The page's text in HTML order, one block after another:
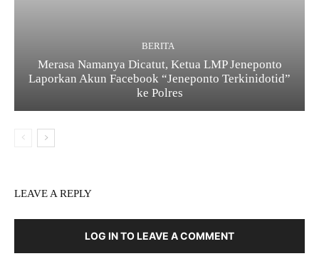
BERITA
Merasa Namanya Dicatut, Ketua LMP Jeneponto
Laporkan Akun Facebook “Jeneponto Terkinidotid”
ke Polres
LEAVE A REPLY
LOG IN TO LEAVE A COMMENT